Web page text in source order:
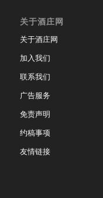
关于酒庄网
关于酒庄网
加入我们
联系我们
广告服务
免责声明
约稿事项
友情链接